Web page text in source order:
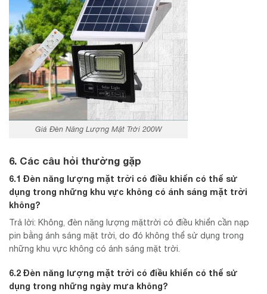
Giá Đèn Năng Lượng Mặt Trời 200W
6. Các câu hỏi thường gặp
6.1 Đèn năng lượng mặt trời có điều khiển có thể sử
dụng trong những khu vực không có ánh sáng mặt trời
không?
Trả lời: Không, đèn năng lượng mặttrời có điều khiển cần nạp
pin bằng ánh sáng mặt trời, do đó không thể sử dụng trong
những khu vực không có ánh sáng mặt trời.
6.2 Đèn năng lượng mặt trời có điều khiển có thể sử
dụng trong những ngày mưa không?